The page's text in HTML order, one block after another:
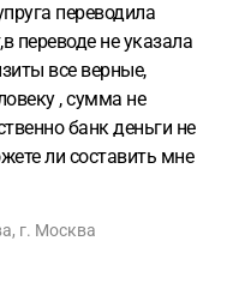
переводила
переводе не указала
все верные,
, сумма не
банк деньги не
ли составить мне
, г. Москва